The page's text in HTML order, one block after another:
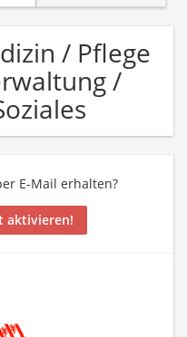
/ Pflege
/
E-Mail erhalten?
aktivieren!